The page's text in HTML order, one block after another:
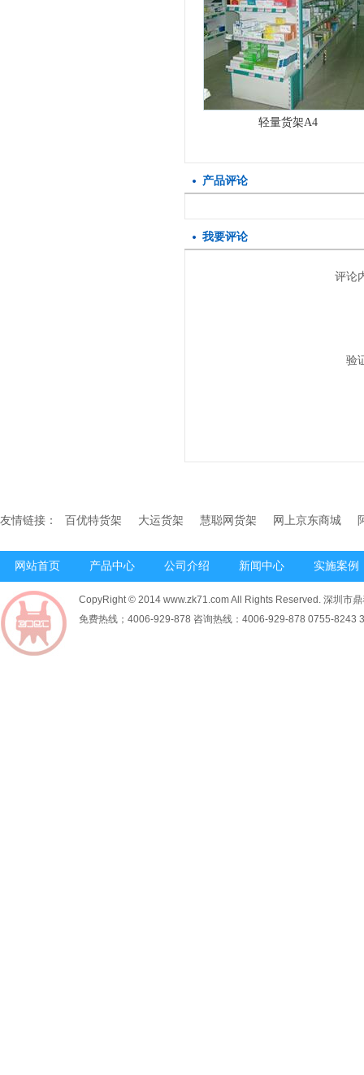
轻量货架A4
产品评论
我要评论
评论
验
友情链接： 百优特货架 大运货架 慧聪网货架 网上京东商城
网站首页 产品中心 公司介绍 新闻中心 实施案例
CopyRight © 2014 www.zk71.com All Rights Reserved. 深圳市
免费热线；4006-929-878 咨询热线：4006-929-878 0755-8243